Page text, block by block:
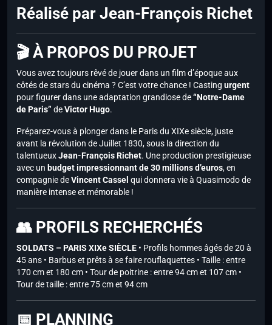
Réalisé par Jean-François Richet
🎬 À PROPOS DU PROJET
Vous avez toujours rêvé de jouer dans un film d’époque aux
côtés de stars du cinéma ? C’est votre chance ! Casting urgent
pour figurer dans une adaptation grandiose de“Notre-Dame
de Paris” deVictor Hugo.
Préparez-vous à plonger dans le Paris du XIXe siècle, juste
avant la révolution de Juillet 1830, sous la direction du
talentueuxJean-François Richet. Une production prestigieuse
avec un budget impressionnant de 30 millions d’euros, en
compagnie deVincent Cassel qui donnera vie à Quasimodo de
manière intense et mémorable !
👥 PROFILS RECHERCHÉS
SOLDATS – PARIS XIXe SIÈCLE • Profils hommes âgés de 20 à
45 ans • Barbus et prêts à se faire rouflaquettes • Taille : entre
170 cm et 180 cm • Tour de poitrine : entre 94 cm et 107 cm •
Tour de taille : entre 75 cm et 94 cm
📅 PLANNING